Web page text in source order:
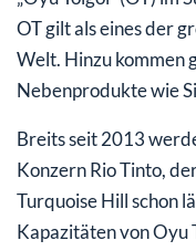
OT gilt als eines der
Welt. Hinzu kommen
Nebenprodukte wie
Breits seit 2013
Konzern Rio Tinto,
Turquoise Hill schon
Kapazitäten von Oyu